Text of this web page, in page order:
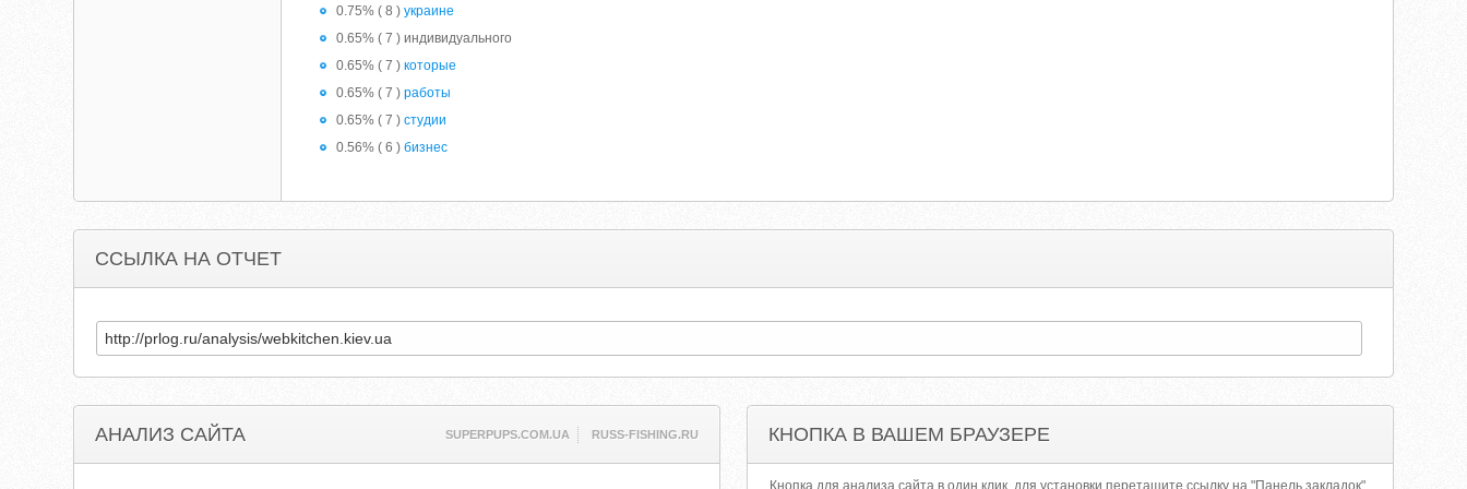
0.75% ( 8 )украине
0.65% ( 7 ) индивидуального
0.65% ( 7 )которые
0.65% ( 7 )работы
0.65% ( 7 )студии
0.56% ( 6 )бизнес
ССЫЛКА НА ОТЧЕТ
АНАЛИЗ САЙТА SUPERPUPS.COM.UA RUSS-FISHING.RU КНОПКА В ВАШЕМ БРАУЗЕРЕ
Кнопка для анализа сайта в один клик, для установки перетащите ссылку на "Панель закладок"